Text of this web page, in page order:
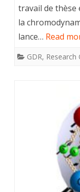
travail de thèse
la
lance… Read
GDR, Research